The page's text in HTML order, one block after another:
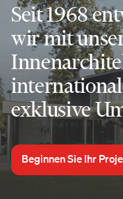
Seit 1968
wir mit
exklusive
Beginnen Sie Ihr